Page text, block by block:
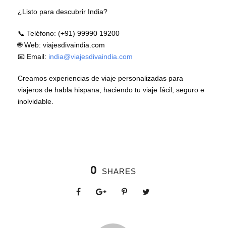
¿Listo para descubrir India?
📞 Teléfono: (+91) 99990 19200
🌐 Web: viajesdivaindia.com
📧 Email: india@viajesdivaindia.com
Creamos experiencias de viaje personalizadas para
viajeros de habla hispana, haciendo tu viaje fácil, seguro e
inolvidable.
0 SHARES